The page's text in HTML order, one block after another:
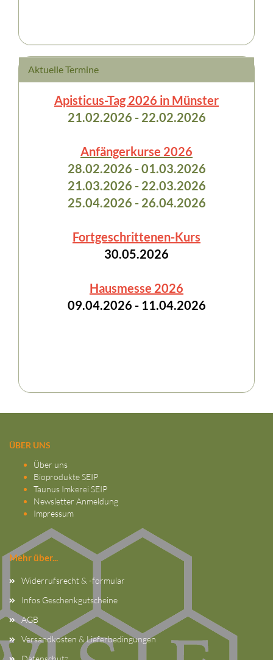
Aktuelle Termine
Apisticus-Tag 2026 in Münster
21.02.2026 - 22.02.2026
Anfängerkurse 2026
28.02.2026 - 01.03.2026
21.03.2026 - 22.03.2026
25.04.2026 - 26.04.2026
Fortgeschrittenen-Kurs
30.05.2026
Hausmesse 2026
09.04.2026 - 11.04.2026
ÜBER UNS
Über uns
Bioprodukte SEIP
Taunus Imkerei SEIP
Newsletter Anmeldung
Impressum
Mehr über...
Widerrufsrecht & -formular
Infos Geschenkgutscheine
AGB
Versandkosten & Lieferbedingungen